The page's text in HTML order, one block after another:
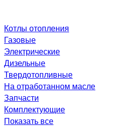
Котлы отопления
Газовые
Электрические
Дизельные
Твердотопливные
На отработанном масле
Запчасти
Комплектующие
Показать все